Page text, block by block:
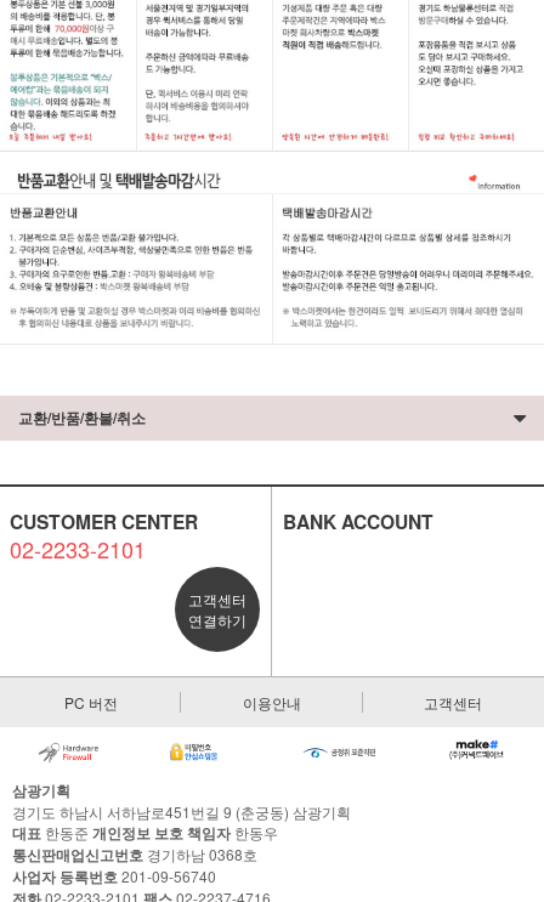
교환/반품/환불/취소
CUSTOMER CENTER
02-2233-2101
고객센터
연결하기
BANK ACCOUNT
PC 버전 이용안내 고객센터
삼광기획
경기도 하남시 서하남로451번길 9 (춘궁동) 삼광기획
대표 한동준 개인정보 보호 책임자한동우
통신판매업신고번호 경기하남 0368호
사업자 등록번호201-09-56740
02-2233-2101 02-2237-4716